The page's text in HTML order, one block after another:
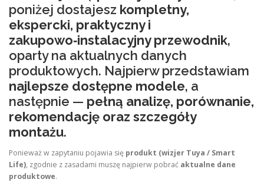
poniżej dostajesz kompletny,
ekspercki, praktyczny i
zakupowo‑instalacyjny przewodnik,
oparty na aktualnych danych
produktowych. Najpierw przedstawiam
najlepsze dostępne modele, a
następnie — pełną analizę, porównanie,
rekomendację oraz szczegóły
montażu.
Ponieważ w zapytaniu pojawia się produkt (wizjer Tuya / Smart
Life), zgodnie z zasadami muszę najpierw pobrać aktualne dane
produktowe.